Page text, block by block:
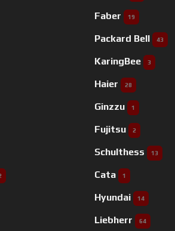
Faber 19
Packard Bell 43
KaringBee 3
Haier 28
Ginzzu 1
Fujitsu 2
Schulthess 13
Cata 1
Hyundai 14
Liebherr 64